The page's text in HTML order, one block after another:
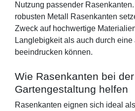
Nutzung passender
robusten Metall Rasenkanten
Zweck auf hochwertige
Langlebigkeit als auch durch
beeindrucken können.
Wie Rasenkanten bei der
Gartengestaltung helfen
Rasenkanten eignen sich ideal als